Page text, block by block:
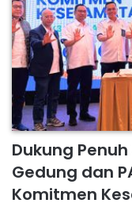
Dukung
Gedung dan
Komitmen